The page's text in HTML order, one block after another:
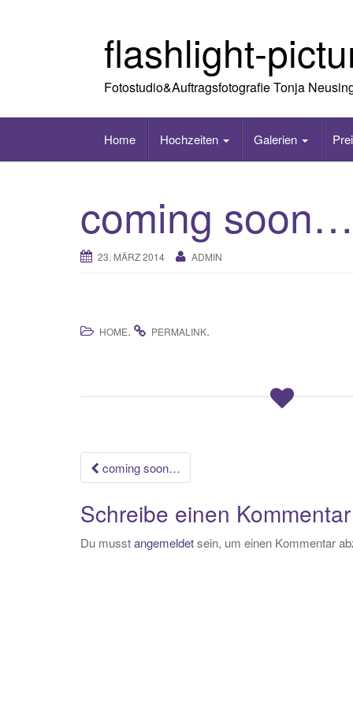
flashlight-
Fotostudio&Auftragsfotografie Tonja
Home Hochzeiten Galerien
coming soon…
23. MÄRZ 2014 ADMIN
HOME. PERMALINK.
Beitrags-
Navigation
coming soon…
Schreibe einen Kommentar
Du musstangemeldetsein, um einen Kommentar